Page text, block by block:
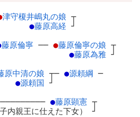
津守榎井嶋丸の娘 ┬
●藤原高経 ┘
藤原倫寧 ── ●藤原倫寧の娘 ┬
●藤原為雅 ┘
原中清の娘 ┬
●源頼国 ┘
─ ●源頼綱 ─
●藤原顕憲 ┬
子内親王に仕えた下女） ┘